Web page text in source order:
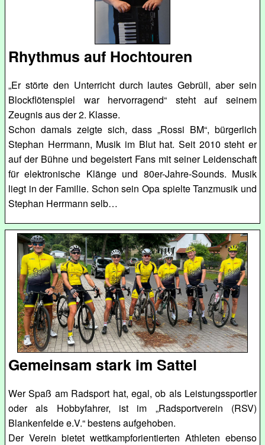
Rhythmus auf Hochtouren
„Er störte den Unterricht durch lautes Gebrüll, aber sein
Blockflötenspiel war hervorragend“ steht auf seinem
Zeugnis aus der 2. Klasse.
Schon damals zeigte sich, dass „Rossi BM“, bürgerlich
Stephan Herrmann, Musik im Blut hat. Seit 2010 steht er
auf der Bühne und begeistert Fans mit seiner Leidenschaft
für elektronische Klänge und 80er-Jahre-Sounds. Musik
liegt in der Familie. Schon sein Opa spielte Tanzmusik und
Stephan Herrmann selb…
Gemeinsam stark im Sattel
Wer Spaß am Radsport hat, egal, ob als Leistungssportler
oder als Hobbyfahrer, ist im „Radsportverein (RSV)
Blankenfelde e.V.“ bestens aufgehoben.
Der Verein bietet wettkampforientierten Athleten ebenso